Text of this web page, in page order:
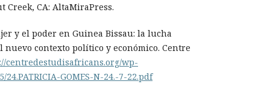
CA: AltaMiraPress.
y el poder en Guinea Bissau: la lucha
nuevo contexto político y económico. Centre
centredestudisafricans.org/wp-
GOMES-N-24.-7-22.pdf